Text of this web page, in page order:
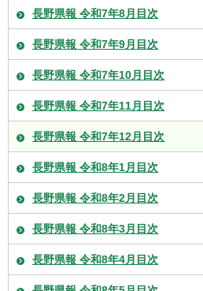
長野県報 令和7年8月目次
長野県報 令和7年9月目次
長野県報 令和7年10月目次
長野県報 令和7年11月目次
長野県報 令和7年12月目次
長野県報 令和8年1月目次
長野県報 令和8年2月目次
長野県報 令和8年3月目次
長野県報 令和8年4月目次